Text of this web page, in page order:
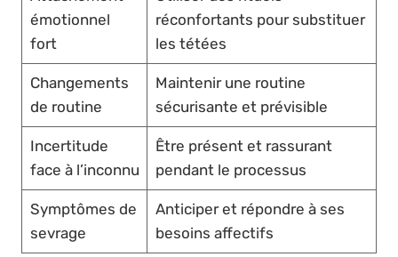
émotionnel
fort
réconfortants pour substituer
les tétées
Changements
de routine
Maintenir une routine
sécurisante et prévisible
Incertitude
face à l’inconnu
Être présent et rassurant
pendant le processus
Symptômes de
sevrage
Anticiper et répondre à ses
besoins affectifs